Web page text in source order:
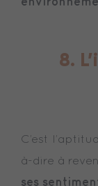
8.
C’est
à-dire à
ses